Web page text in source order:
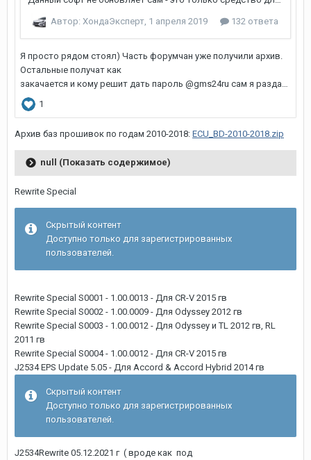
Архив баз прошивок по годам 2010-2018: ECU_BD-2010-2018.zip
null (Показать содержимое)
Rewrite Special
Скрытый контент
Доступно только для зарегистрированных
пользователей.
Rewrite Special S0001 - 1.00.0013 - Для CR-V 2015 гв
Rewrite Special S0002 - 1.00.0009 - Для Odyssey 2012 гв
Rewrite Special S0003 - 1.00.0012 - Для Odyssey и TL 2012 гв, RL
2011 гв
Rewrite Special S0004 - 1.00.0012 - Для CR-V 2015 гв
J2534 EPS Update 5.05 - Для Accord & Accord Hybrid 2014 гв
Скрытый контент
Доступно только для зарегистрированных
пользователей.
J2534Rewrite 05.12.2021 г ( вроде как под